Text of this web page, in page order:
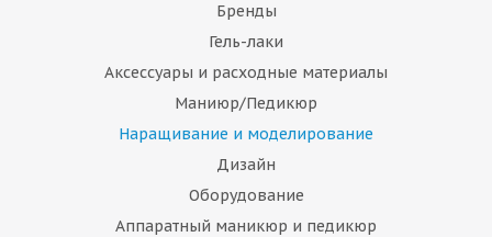
Бренды
Гель-лаки
Аксессуары и расходные материалы
Маниюр/Педикюр
Наращивание и моделирование
Дизайн
Оборудование
Аппаратный маникюр и педикюр